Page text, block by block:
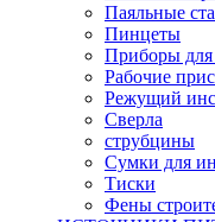
Паяльные
Пинцеты
Приборы
Рабочие
Режущий
Сверла
струбцины
Сумки для
Тиски
Фены